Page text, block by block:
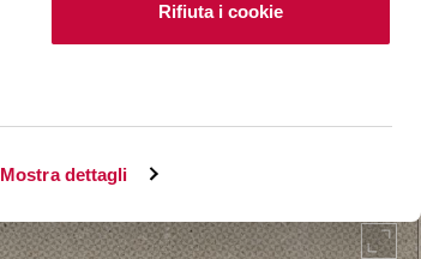
Mostra dettagli
Rifiuta i cookie